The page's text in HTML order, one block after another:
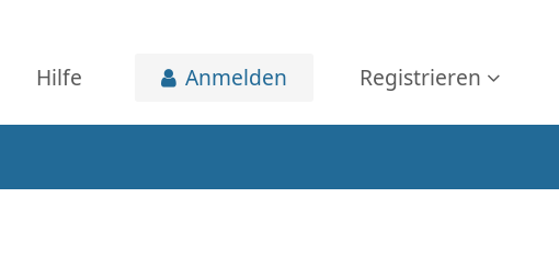
Hilfe Anmelden Registrieren